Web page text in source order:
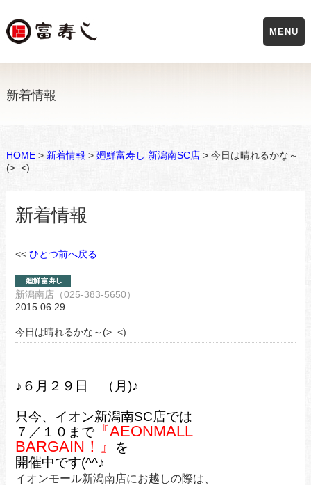
新着情報
HOME> 新着情報 > 廻鮮富寿し 新潟南SC店> 今日は晴れるかな～
(>_<)
新着情報
<< ひとつ前へ戻る
新潟南店（025-383-5650）
2015.06.29
今日は晴れるかな～(>_<)
♪６月２９ 日 （月 )♪
只今、イオン新潟南SC店では
７／１０まで『AEONMALL
BARGAIN！』
を
開催中です(^^♪
イオンモール新潟南店にお越しの際は、
MENU